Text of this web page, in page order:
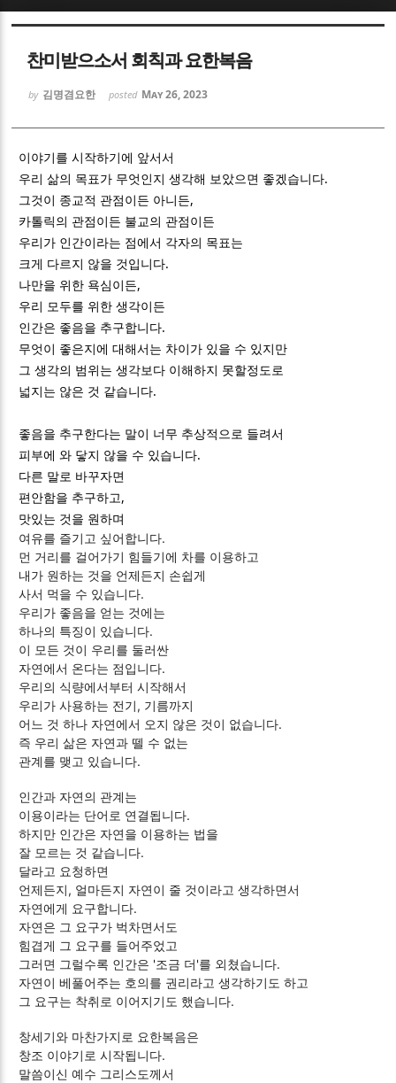
찬미받으소서 회칙과 요한복음
by 김명겸요한 posted May 26, 2023
이야기를 시작하기에 앞서서
우리 삶의 목표가 무엇인지 생각해 보았으면 좋겠습니다.
그것이 종교적 관점이든 아니든,
카톨릭의 관점이든 불교의 관점이든
우리가 인간이라는 점에서 각자의 목표는
크게 다르지 않을 것입니다.
나만을 위한 욕심이든,
우리 모두를 위한 생각이든
인간은 좋음을 추구합니다.
무엇이 좋은지에 대해서는 차이가 있을 수 있지만
그 생각의 범위는 생각보다 이해하지 못할정도로
넓지는 않은 것 같습니다.
좋음을 추구한다는 말이 너무 추상적으로 들려서
피부에 와 닿지 않을 수 있습니다.
다른 말로 바꾸자면
편안함을 추구하고,
맛있는 것을 원하며
여유를 즐기고 싶어합니다.
먼 거리를 걸어가기 힘들기에 차를 이용하고
내가 원하는 것을 언제든지 손쉽게
사서 먹을 수 있습니다.
우리가 좋음을 얻는 것에는
하나의 특징이 있습니다.
이 모든 것이 우리를 둘러싼
자연에서 온다는 점입니다.
우리의 식량에서부터 시작해서
우리가 사용하는 전기, 기름까지
어느 것 하나 자연에서 오지 않은 것이 없습니다.
즉 우리 삶은 자연과 뗄 수 없는
관계를 맺고 있습니다.
인간과 자연의 관계는
이용이라는 단어로 연결됩니다.
하지만 인간은 자연을 이용하는 법을
잘 모르는 것 같습니다.
달라고 요청하면
언제든지, 얼마든지 자연이 줄 것이라고 생각하면서
자연에게 요구합니다.
자연은 그 요구가 벅차면서도
힘겹게 그 요구를 들어주었고
그러면 그럴수록 인간은 '조금 더'를 외쳤습니다.
자연이 베풀어주는 호의를 권리라고 생각하기도 하고
그 요구는 착취로 이어지기도 했습니다.
창세기와 마찬가지로 요한복음은
창조 이야기로 시작됩니다.
말씀이신 예수 그리스도께서
Sketchbook5, 스케치북5
Sketchbook5, 스케치북5
Sketchbook5, 스케치북5
Sketchbook5, 스케치북5